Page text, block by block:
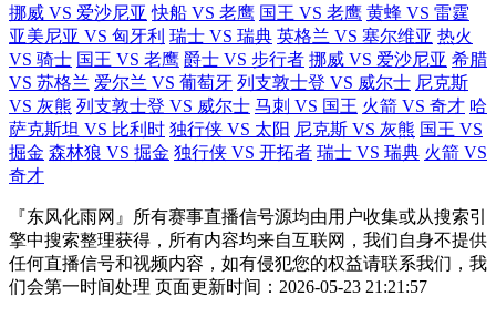
挪威 VS 爱沙尼亚 快船 VS 老鹰 国王 VS 老鹰 黄蜂 VS 雷霆
亚美尼亚 VS 匈牙利 瑞士 VS 瑞典 英格兰 VS 塞尔维亚 热火
VS 骑士 国王 VS 老鹰 爵士 VS 步行者 挪威 VS 爱沙尼亚 希腊
VS 苏格兰 爱尔兰 VS 葡萄牙 列支敦士登 VS 威尔士 尼克斯
VS 灰熊 列支敦士登 VS 威尔士 马刺 VS 国王 火箭 VS 奇才 哈
萨克斯坦 VS 比利时 独行侠 VS 太阳 尼克斯 VS 灰熊 国王 VS
掘金 森林狼 VS 掘金 独行侠 VS 开拓者 瑞士 VS 瑞典 火箭 VS
奇才
『东风化雨网』所有赛事直播信号源均由用户收集或从搜索引
擎中搜索整理获得，所有内容均来自互联网，我们自身不提供
任何直播信号和视频内容，如有侵犯您的权益请联系我们，我
们会第一时间处理 页面更新时间：2026-05-23 21:21:57